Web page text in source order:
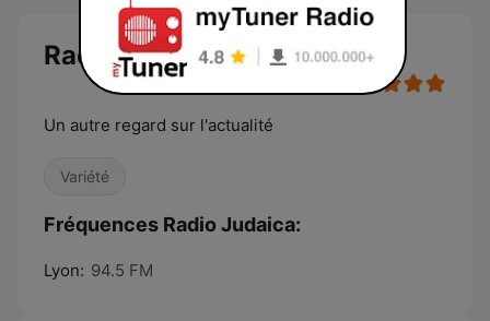
Radio Judaica
Un autre regard sur l'actualité
Variété
Fréquences Radio Judaica:
Lyon: 94.5 FM